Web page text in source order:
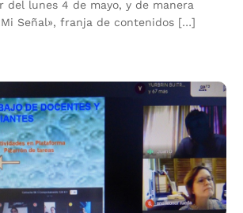
del lunes 4 de mayo, y de manera
Señal», franja de contenidos […]